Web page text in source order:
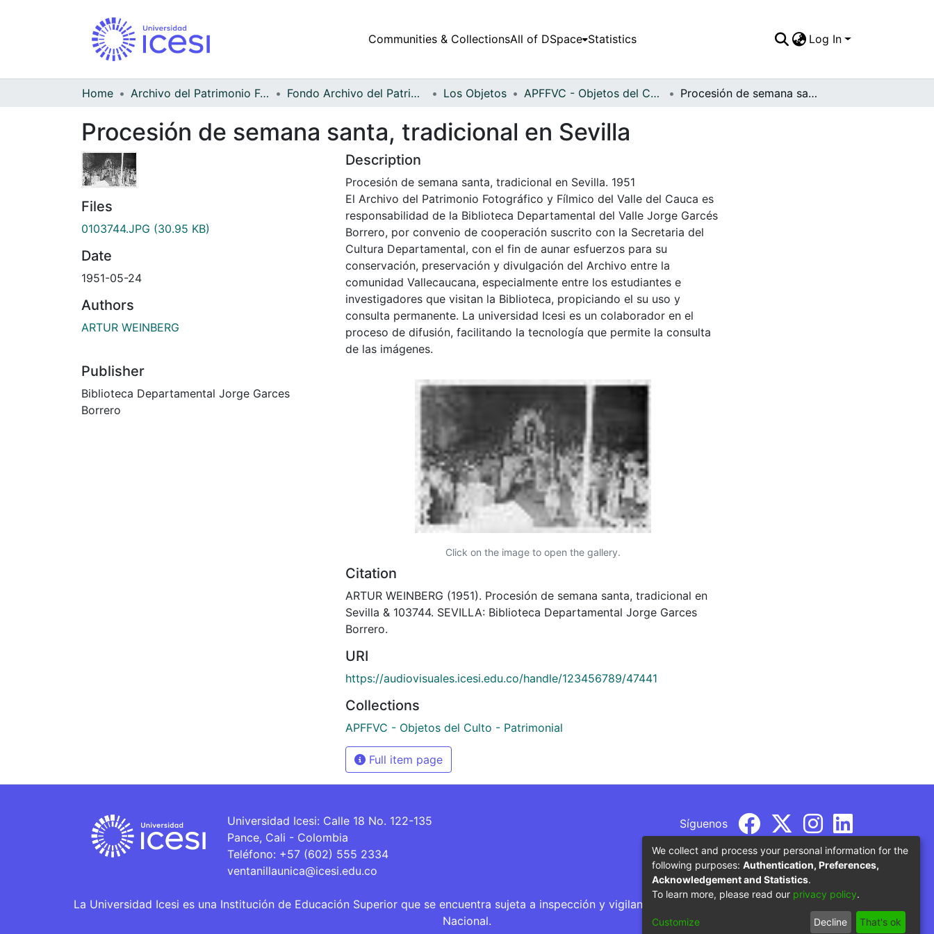
Communities & CollectionsAll of DSpace Statistics Log In
Home Archivo del Patrimonio Fotográfico y Fílmico del Valle del Cauca Fondo Archivo del Patrimonio Fotográfico y Fílmico del Valle del Cauca Los Objetos APFFVC - Objetos del Culto - Patrimonial Procesión de semana santa, tradicional en Sevilla
Procesión de semana santa, tradicional en Sevilla
Files
0103744.JPG (30.95 KB)
Date
1951-05-24
Authors
ARTUR WEINBERG
Publisher
Biblioteca Departamental Jorge Garces
Borrero
Description
Procesión de semana santa, tradicional en Sevilla. 1951
El Archivo del Patrimonio Fotográfico y Fílmico del Valle del Cauca es
responsabilidad de la Biblioteca Departamental del Valle Jorge Garcés
Borrero, por convenio de cooperación suscrito con la Secretaria del
Cultura Departamental, con el fin de aunar esfuerzos para su
conservación, preservación y divulgación del Archivo entre la
comunidad Vallecaucana, especialmente entre los estudiantes e
investigadores que visitan la Biblioteca, propiciando el su uso y
consulta permanente. La universidad Icesi es un colaborador en el
proceso de difusión, facilitando la tecnología que permite la consulta
de las imágenes.
Click on the image to open the gallery.
Citation
ARTUR WEINBERG (1951). Procesión de semana santa, tradicional en
Sevilla & 103744. SEVILLA: Biblioteca Departamental Jorge Garces
Borrero.
URI
https://audiovisuales.icesi.edu.co/handle/123456789/47441
Collections
APFFVC - Objetos del Culto - Patrimonial
Full item page
Universidad Icesi: Calle 18 No. 122-135
Pance, Cali - Colombia
Teléfono: +57 (602) 555 2334
ventanillaunica@icesi.edu.co
Síguenos
La Universidad Icesi es una Institución de Educación Superior que se encuentra sujeta a inspección y vigilancia por parte del Ministerio de Educación
Nacional.
We collect and process your personal information for the
following purposes: Authentication, Preferences,
Acknowledgement and Statistics.
To learn more, please read our privacy policy.
Customize Decline That's ok